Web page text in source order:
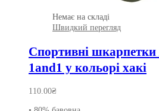
Немає на складі
Швидкий перегляд
Спортивні шкарпетки
1and1 у кольорі хакі
110.00₴